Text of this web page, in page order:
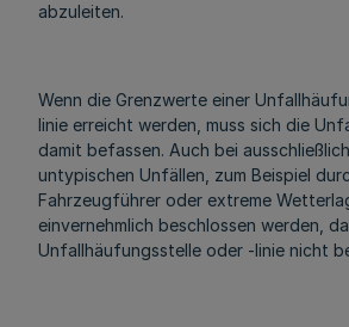
abzuleiten.
Wenn die Grenzwerte einer
linie erreicht werden, muss sich die
damit befassen. Auch bei
untypischen Unfällen, zum Beispiel
Fahrzeugführer oder extreme
einvernehmlich beschlossen werden,
Unfallhäufungsstelle oder -linie nicht